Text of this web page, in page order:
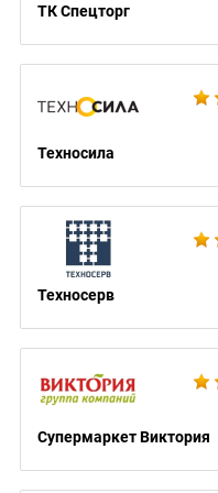
ТК Спецторг
Техносила
Техносерв
Супермаркет Виктория